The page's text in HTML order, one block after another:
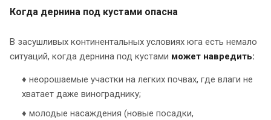
Когда дернина под кустами опасна
В засушливых континентальных условиях юга есть немало
ситуаций, когда дернина под кустами может навредить:
♦ неорошаемые участки на легких почвах, где влаги не
хватает даже винограднику;
♦ молодые насаждения (новые посадки,